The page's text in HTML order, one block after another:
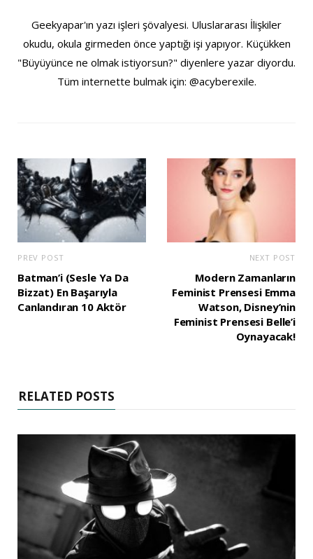
Geekyapar'ın yazı işleri şövalyesi. Uluslararası İlişkiler
okudu, okula girmeden önce yaptığı işi yapıyor. Küçükken
"Büyüyünce ne olmak istiyorsun?" diyenlere yazar diyordu.
Tüm internette bulmak için: @acyberexile.
PREV POST
Batman’i (Sesle Ya Da
Bizzat) En Başarıyla
Canlandıran 10 Aktör
NEXT POST
Modern Zamanların
Feminist Prensesi Emma
Watson, Disney’nin
Feminist Prensesi Belle’i
Oynayacak!
RELATED POSTS